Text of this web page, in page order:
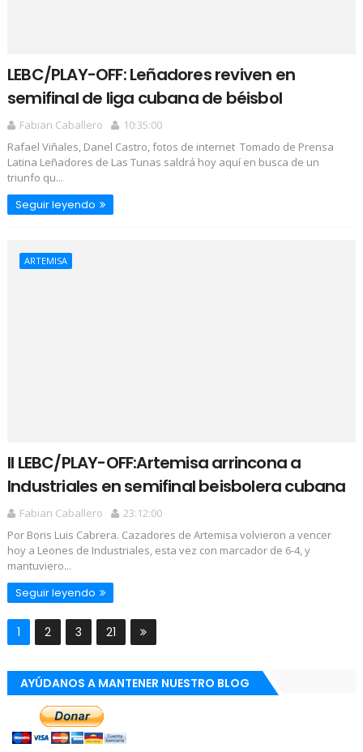
LEBC/PLAY-OFF: Leñadores reviven en
semifinal de liga cubana de béisbol
Fabian Caballero
10:35:00
Rafael Viñales, Danel Castro, fotos de internet Tomado de Prensa
Latina Leñadores de Las Tunas saldrá hoy aquí en busca de un
triunfo qu...
Seguir leyendo
ARTEMISA
II LEBC/PLAY-OFF:Artemisa arrincona a
Industriales en semifinal beisbolera cubana
Fabian Caballero
23:12:00
Por Boris Luis Cabrera. Cazadores de Artemisa volvieron a vencer
hoy a Leones de Industriales, esta vez con marcador de 6-4, y
mantuviero...
Seguir leyendo
1 2 3 21
AYÚDANOS A MANTENER NUESTRO BLOG